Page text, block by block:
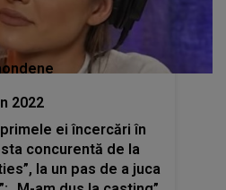
2022
ei încercări în
concurentă de la
la un pas de a juca